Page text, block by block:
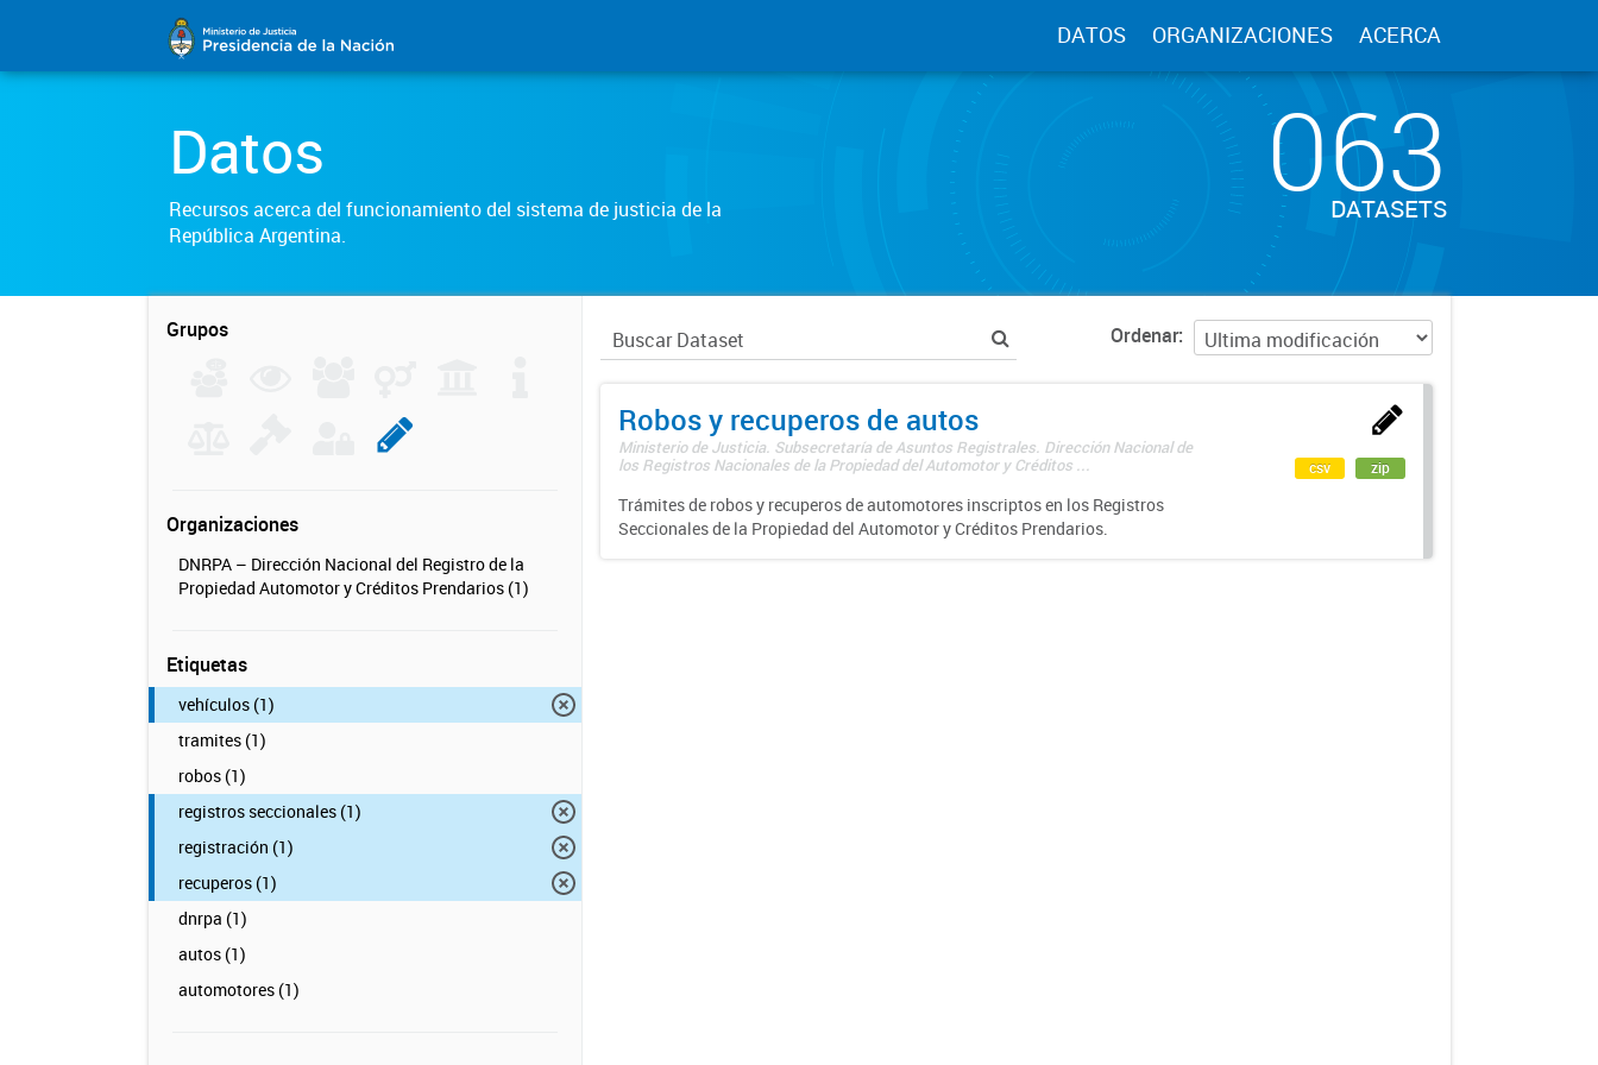
DATOS ORGANIZACIONES ACERCA
Datos
Recursos acerca del funcionamiento del sistema de justicia de la
República Argentina.
063
DATASETS
Grupos
Organizaciones
DNRPA – Dirección Nacional del Registro de la
Propiedad Automotor y Créditos Prendarios (1)
Etiquetas
vehículos (1)
tramites (1)
robos (1)
registros seccionales (1)
registración (1)
recuperos (1)
dnrpa (1)
autos (1)
automotores (1)
Ordenar
Robos y recuperos de autos
Ministerio de Justicia. Subsecretaría de Asuntos Registrales. Dirección Nacional de
los Registros Nacionales de la Propiedad del Automotor y Créditos ...
Trámites de robos y recuperos de automotores inscriptos en los Registros
Seccionales de la Propiedad del Automotor y Créditos Prendarios.
csv zip